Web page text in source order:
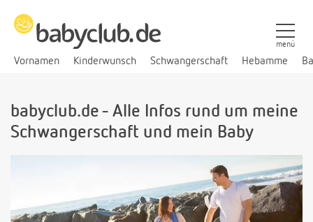
Vornamen Kinderwunsch Schwangerschaft Hebamme
menü
babyclub.de - Alle Infos rund um meine
Schwangerschaft und mein Baby